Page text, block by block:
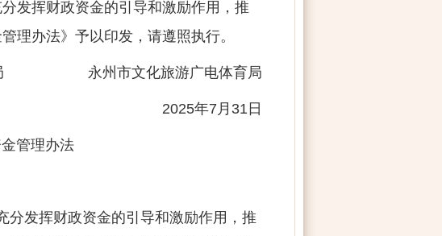
发挥财政资金的引导和激励作用，推
理办法》予以印发，请遵照执行。
局 永州市文化旅游广电体育局
年7月31日
管理办法
发挥财政资金的引导和激励作用，推